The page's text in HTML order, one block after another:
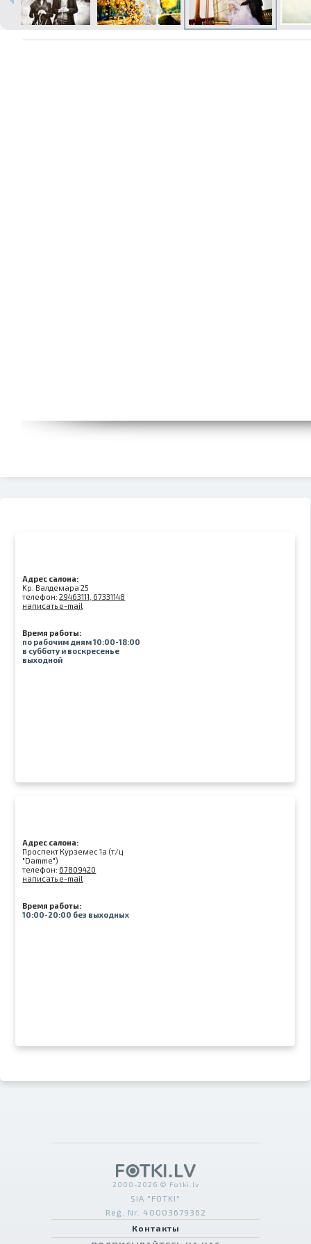
Печать в течение 1 часа в Риге –
Адрес салона:
Kр. Валдемара 25
телефон:29463111, 67331148
написать e-mail
Время работы:
по рабочим дням 10:00-18:00
в субботу и воскресенье
выходной
Адрес салона:
Проспект Курземес 1а (т/ц
"Damme")
телефон: 67809420
написать e-mail
Время работы:
10:00-20:00 без выходных
2000-2026 © Fotki.lv
SIA "FOTKI"
Reģ. Nr. 40003679362
Контакты